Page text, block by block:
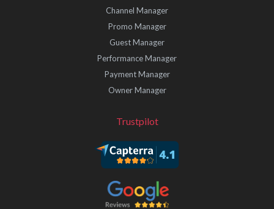
Channel Manager
Promo Manager
Guest Manager
Performance Manager
Payment Manager
Owner Manager
Trustpilot